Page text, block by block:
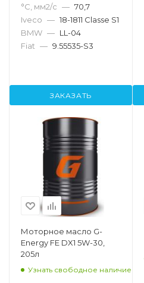
°С, мм2/с — 70,7
Iveco — 18-1811 Classe S1
BMW — LL-04
Fiat — 9.55535-S3
ЗАКАЗАТЬ
Моторное масло G-
Energy FE DX1 5W-30,
205л
Узнать свободное наличие